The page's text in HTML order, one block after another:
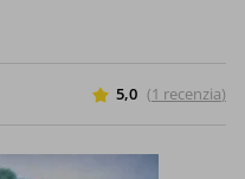
5,0 (1 recenzia)